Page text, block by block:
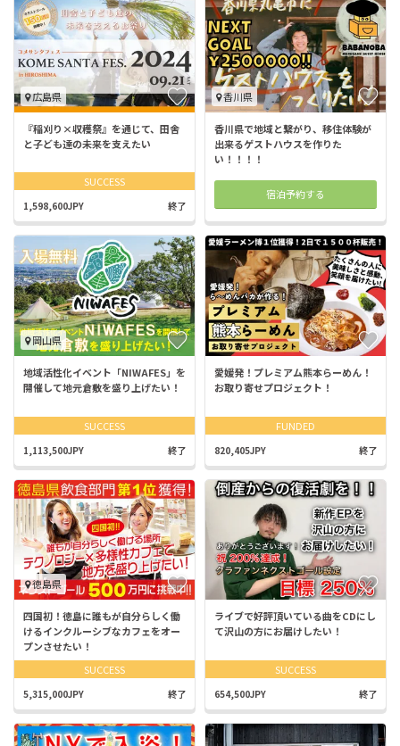
広島県
『稲刈り×収穫祭』を通じて、田舎
と子ども達の未来を支えたい
SUCCESS
1,598,600JPY 終了
香川県
香川県で地域と繋がり、移住体験が
出来るゲストハウスを作りた
い！！！！
宿泊予約する
岡山県
地域活性化イベント「NIWAFES」を
開催して地元倉敷を盛り上げたい！
SUCCESS
1,113,500JPY 終了
愛媛発！プレミアム熊本らーめん！
お取り寄せプロジェクト！
FUNDED
820,405JPY 終了
徳島県
四国初！徳島に誰もが自分らしく働
けるインクルーシブなカフェをオー
プンさせたい！
SUCCESS
5,315,000JPY 終了
ライブで好評頂いている曲をCDにし
て沢山の方にお届けしたい！
SUCCESS
654,500JPY 終了